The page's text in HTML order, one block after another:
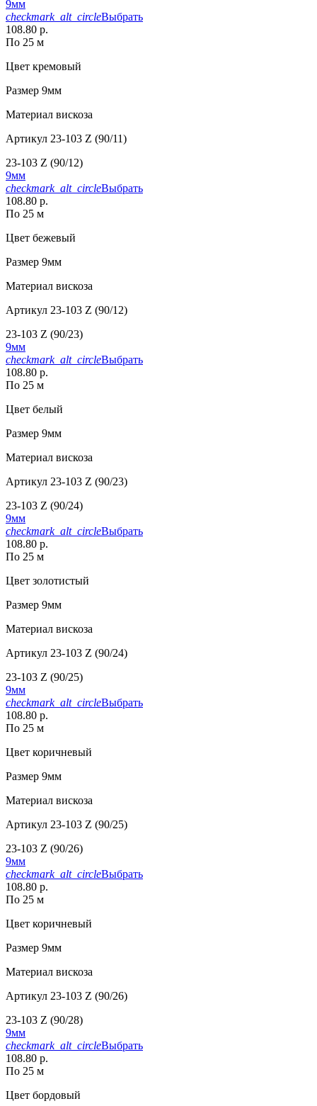
9мм
checkmark_alt_circleВыбрать
108.80 р.
По 25 м
Цвет кремовый
Размер 9мм
Материал вискоза
Артикул 23-103 Z (90/11)
23-103 Z (90/12)
9мм
checkmark_alt_circleВыбрать
108.80 р.
По 25 м
Цвет бежевый
Размер 9мм
Материал вискоза
Артикул 23-103 Z (90/12)
23-103 Z (90/23)
9мм
checkmark_alt_circleВыбрать
108.80 р.
По 25 м
Цвет белый
Размер 9мм
Материал вискоза
Артикул 23-103 Z (90/23)
23-103 Z (90/24)
9мм
checkmark_alt_circleВыбрать
108.80 р.
По 25 м
Цвет золотистый
Размер 9мм
Материал вискоза
Артикул 23-103 Z (90/24)
23-103 Z (90/25)
9мм
checkmark_alt_circleВыбрать
108.80 р.
По 25 м
Цвет коричневый
Размер 9мм
Материал вискоза
Артикул 23-103 Z (90/25)
23-103 Z (90/26)
9мм
checkmark_alt_circleВыбрать
108.80 р.
По 25 м
Цвет коричневый
Размер 9мм
Материал вискоза
Артикул 23-103 Z (90/26)
23-103 Z (90/28)
9мм
checkmark_alt_circleВыбрать
108.80 р.
По 25 м
Цвет бордовый